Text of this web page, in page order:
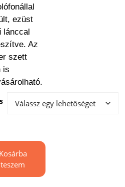
ezüst
lánccal
Az
szett
is
Kosárba
teszem